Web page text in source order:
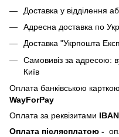
Доставка у відділення
Адресна доставка по
Доставка "Укрпошта
Самовивіз за адресою:
Київ
Оплата банківською
WayForPay
Оплата за реквізитами IBAN
Оплата післясплатою -